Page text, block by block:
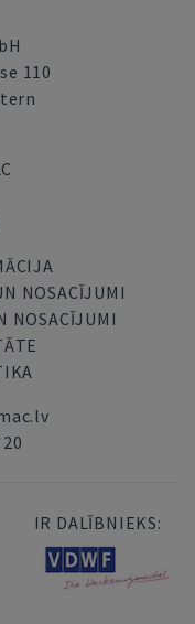
110
NOSACĪJUMI
NOSACĪJUMI
IR DALĪBNIEKS: